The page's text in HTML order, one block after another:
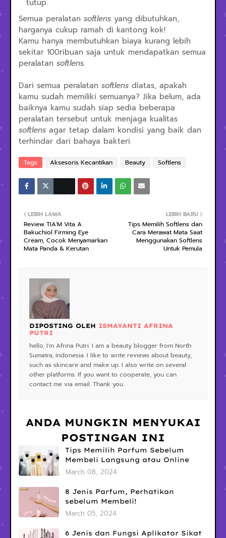
tutup.
Semua peralatan softlens yang dibutuhkan,
harganya cukup ramah di kantong kok!
Kamu hanya membutuhkan biaya kurang lebih
sekitar 100ribuan saja untuk mendapatkan semua
peralatan softlens.
Dari semua peralatan softlens diatas, apakah
kamu sudah memiliki semuanya? Jika belum, ada
baiknya kamu sudah siap sedia beberapa
peralatan tersebut untuk menjaga kualitas
softlens agar tetap dalam kondisi yang baik dan
terhindar dari bahaya bakteri.
Tags Aksesoris Kecantikan Beauty Softlens
LEBIH BARU
Tips Memilih Softlens dan
Cara Merawat Mata Saat
Menggunakan Softlens
Untuk Pemula
LEBIH LAMA
Review TIA'M Vita A
Bakuchiol Firming Eye
Cream, Cocok Menyamarkan
Mata Panda & Kerutan
DIPOSTING OLEH ISMAYANTI AFRINA
PUTRI
hello, I'm Afrina Putri. I am a beauty blogger from North
Sumatra, Indonesia. I like to write reviews about beauty,
such as skincare and make up. I also write on several
other platforms. If you want to cooperate, you can
contact me via email. Thank you.
ANDA MUNGKIN MENYUKAI
POSTINGAN INI
Tips Memilih Parfum Sebelum
Membeli Langsung atau Online
March 08, 2024
8 Jenis Parfum, Perhatikan
sebelum Membeli!
March 05, 2024
6 Jenis dan Fungsi Aplikator Sikat